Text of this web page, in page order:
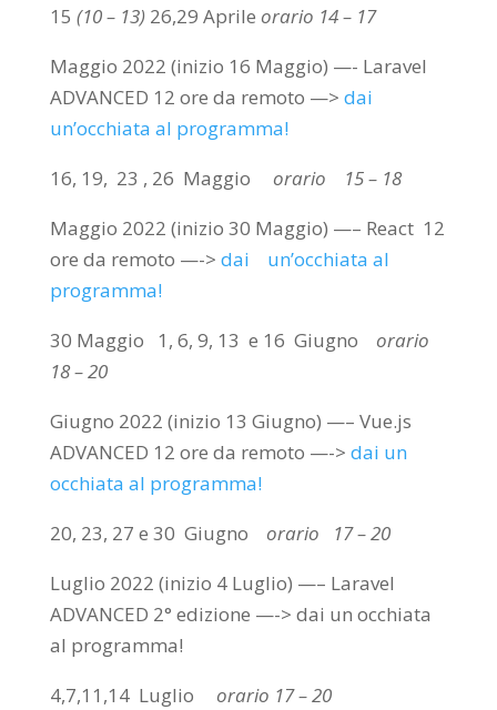
15 (10 – 13) 26,29 Aprile orario 14 – 17
Maggio 2022 (inizio 16 Maggio) —- Laravel
ADVANCED 12 ore da remoto —> dai
un’occhiata al programma!
16, 19, 23 , 26 Maggio orario 15 – 18
Maggio 2022 (inizio 30 Maggio) —– React 12
ore da remoto —-> dai un’occhiata al
programma!
30 Maggio 1, 6, 9, 13 e 16 Giugno
orario
18 – 20
Giugno 2022 (inizio 13 Giugno) —– Vue.js
ADVANCED 12 ore da remoto —-> dai un
occhiata al programma!
20, 23, 27 e 30 Giugno orario 17 – 20
Luglio 2022 (inizio 4 Luglio) —– Laravel
ADVANCED 2° edizione —-> dai un occhiata
al programma!
4,7,11,14 Luglio orario 17 – 20